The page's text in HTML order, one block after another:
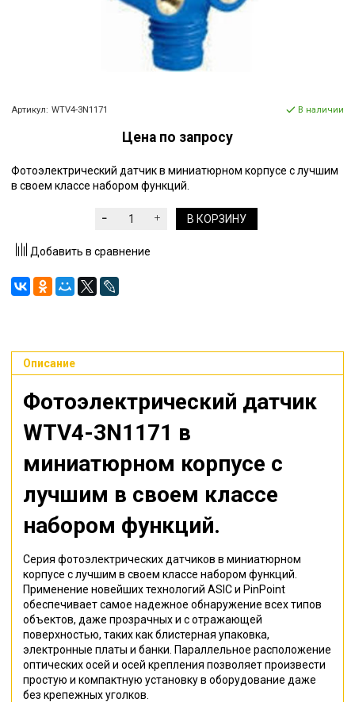
Артикул: WTV4-3N1171 В наличии
Цена по запросу
Фотоэлектрический датчик в миниатюрном корпусе с лучшим
в своем классе набором функций.
В КОРЗИНУ
Добавить в сравнение
Описание
Фотоэлектрический датчик
WTV4-3N1171 в
миниатюрном корпусе с
лучшим в своем классе
набором функций.
Серия фотоэлектрических датчиков в миниатюрном
корпусе с лучшим в своем классе набором функций.
Применение новейших технологий ASIC и PinPoint
обеспечивает самое надежное обнаружение всех типов
объектов, даже прозрачных и с отражающей
поверхностью, таких как блистерная упаковка,
электронные платы и банки. Параллельное расположение
оптических осей и осей крепления позволяет произвести
простую и компактную установку в оборудование даже
без крепежных уголков.